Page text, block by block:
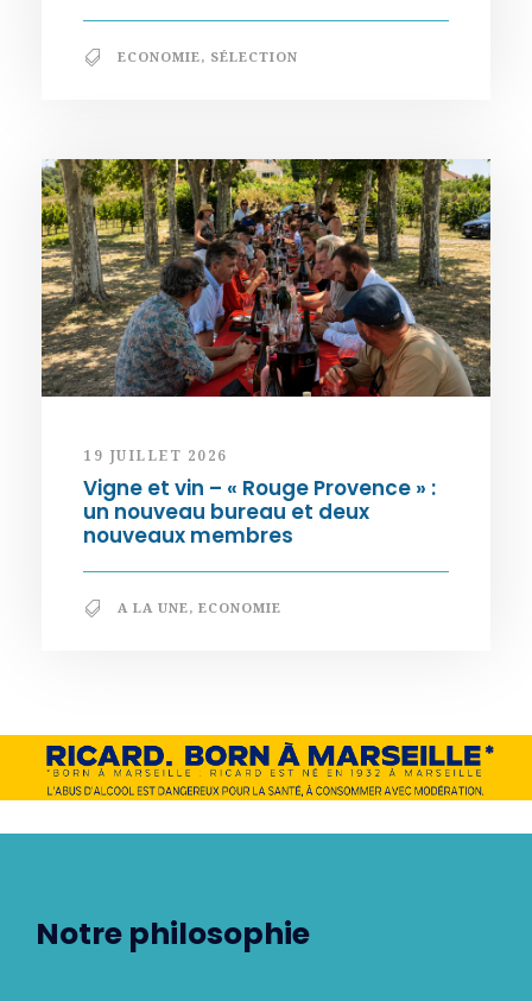
ECONOMIE, SÉLECTION
19 JUILLET 2026
Vigne et vin – « Rouge Provence » :
un nouveau bureau et deux
nouveaux membres
A LA UNE, ECONOMIE
Notre philosophie